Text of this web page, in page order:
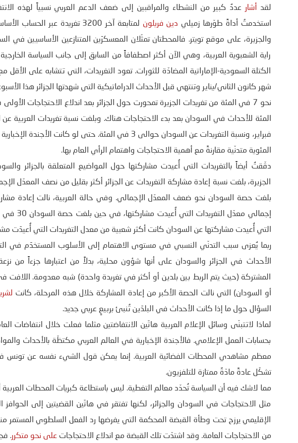
لقد أشار عددٌ كبير من النشطاء والمراقبين إلى ضعف الدعم العربي نسبياً لهذه
استخدمتُ أداةً طوّرها زميلي دين فريلون
لمتابعة آخر 3200 تغريدة عبر
والجزيرة، على موقع تويتر. فالمحطتان تمثّلان المعسكرَين المتنازعين الأساسيين في
راية الشعبوية العربية، وهي الآن أكثر اصطفافاً من السابق إلى جانب السياسة
الكتلة السعودية-الإماراتية المضادّة للثورات. تعود التغريدات، التي تتشابه على
شهر كانون الثاني/يناير وتنتهي قبل الأحداث الدراماتيكية التي شهدتها الجزائر هذا
فبراير، ونسبة التغريدات عن السودان حوالى 3 في المئة. حتى لو
المئوية متدنّية مقارنةً مع أهمية الاحتجاجات واهتمام الرأي العام بها.
دقّقتُ أيضاً بالتغريدات التي أُعيدت مشاركتها حول المواضيع المتعلقة بالجزائر
الجزيرة، بلغت نسبة إعادة مشاركة التغريدات عن الجزائر أكثر بقليل من نصف المعدّل
إجمالي
التي أُعيدت مشاركتها عن السودان كانت أكثر شعبية من معدل التغريدات التي أُعيدَت
ربما يُعزى سبب التدنّي النسبي في مستوى الاهتمام إلى الأسلوب المستخدَم في
الأحداث في الجزائر والسودان على أنها شؤون محلية، بدلاً من اعتبارها جزءاً من
المشتركة (حيث يتم الربط بين بلدين أو أكثر في تغريدة واحدة) شبه معدومة. اللافت في
أو السودان) التي نالت الحصة الأكبر من إعادة المشاركة خلال هذه المرحلة، كانت
السؤال حول ما إذا كانت الأحداث في البلدَين تُنبئ بربيعٍ عربي جديد.
بحسابات العمل الإعلامي. فالأجندة الإخبارية في العالم العربي مكتظّة بالأحداث
تشكّل عادةً مادّةٌ ممتازة للتلفزيون.
مما لاشك فيه أن السياسة تُحدّد معالم التغطية. ليس باستطاعة كبريات المحطات
مثل الاحتجاجات في السودان والجزائر، لكنها تفتقر في هاتَين القضيتين إلى
الإقليمي يرزح تحت وطأة القبضة المحكمة التي يفرضها رد الفعل السلطوي المستمر
من الاحتجاجات العامة. وقد اشتدّت تلك القبضة مع اندلاع الاحتجاجات على نحو متكرر.